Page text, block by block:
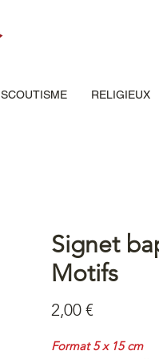
SCOUTISME RELIGIEUX
Signet
Motifs
2,00 €Prix
Format 5 x 15 cm